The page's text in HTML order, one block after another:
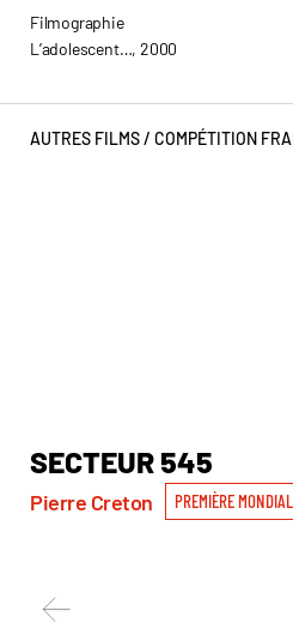
Filmographie
L’adolescent…, 2000
AUTRES FILMS / COMPÉTITION
SECTEUR 545
Pierre Creton PREMIÈRE